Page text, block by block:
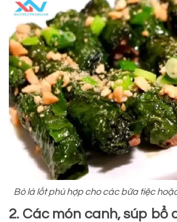
Bò lá lốt phù hợp cho các bữa tiệc
2. Các món canh, súp bổ